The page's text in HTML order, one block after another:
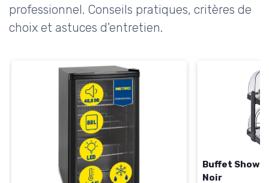
professionnel. Conseils pratiques, critères de
choix et astuces d'entretien.
Buffet
Noir